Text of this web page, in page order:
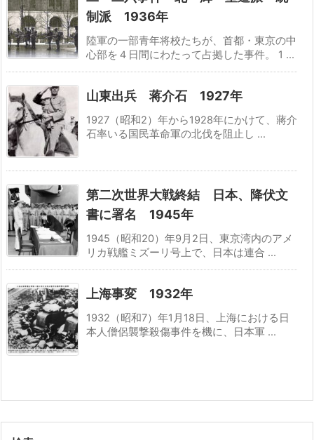
制派 1936年
陸軍の一部青年将校たちが、首都・東京の中
心部を４日間にわたって占拠した事件。 1 ...
山東出兵 蒋介石 1927年
1927（昭和2）年から1928年にかけて、蔣介
石率いる国民革命軍の北伐を阻止し ...
第二次世界大戦終結 日本、降伏文
書に署名 1945年
1945（昭和20）年9月2日、東京湾内のアメ
リカ戦艦ミズーリ号上で、日本は連合 ...
上海事変 1932年
1932（昭和7）年1月18日、上海における日
本人僧侶襲撃殺傷事件を機に、日本軍 ...